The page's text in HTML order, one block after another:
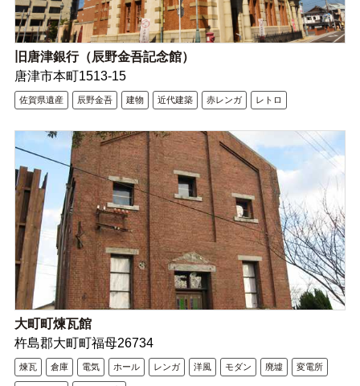
旧唐津銀行（辰野金吾記念館）
唐津市本町1513-15
佐賀県遺産 辰野金吾 建物 近代建築 赤レンガ レトロ
大町町煉瓦館
杵島郡大町町福母26734
煉瓦 倉庫 電気 ホール レンガ 洋風 モダン 廃墟 変電所